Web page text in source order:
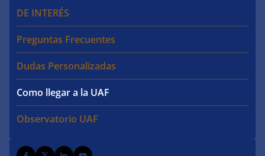
DE INTERÉS
Preguntas Frecuentes
Dudas Personalizadas
Como llegar a la UAF
Observatorio UAF